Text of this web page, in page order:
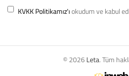
KVKK Politikamız'ıokudum ve kabul
© 2026 Leta. Tüm